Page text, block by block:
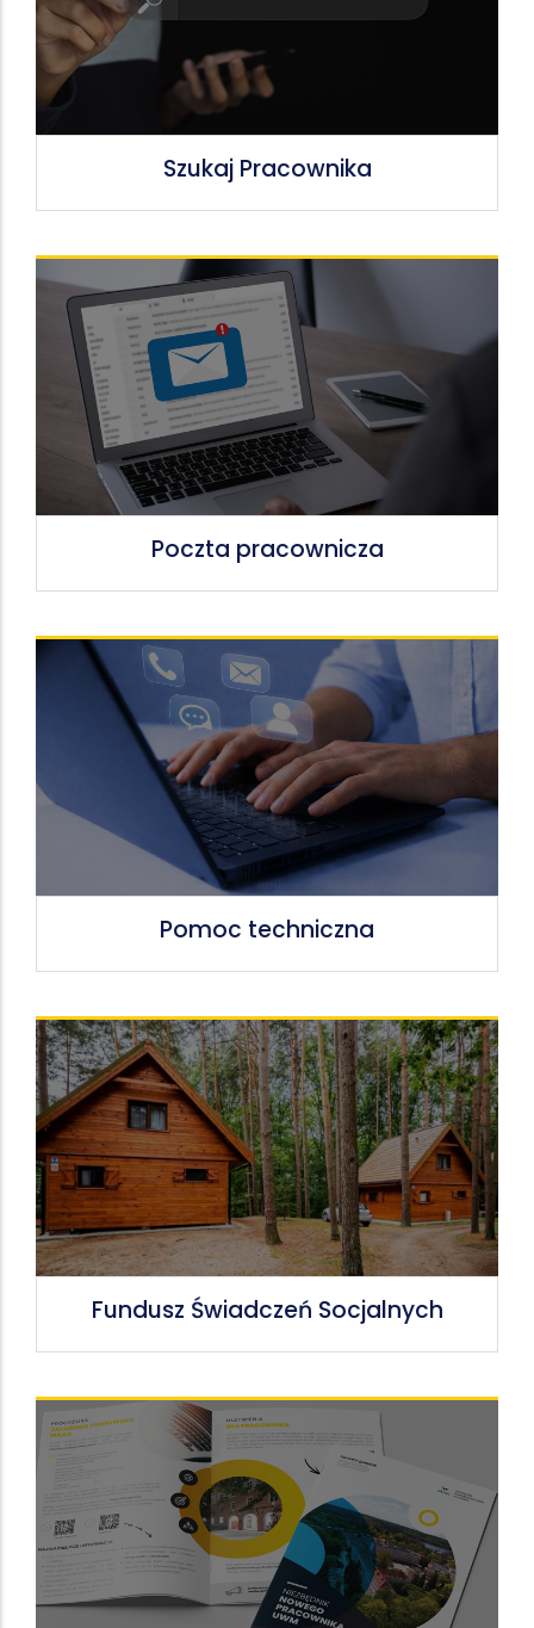
Szukaj Pracownika
Poczta pracownicza
Pomoc techniczna
Fundusz Świadczeń Socjalnych